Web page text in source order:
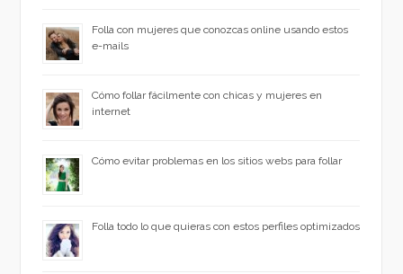
Folla con mujeres que conozcas online usando estos
e-mails
Cómo follar fácilmente con chicas y mujeres en
internet
Cómo evitar problemas en los sitios webs para follar
Folla todo lo que quieras con estos perfiles optimizados